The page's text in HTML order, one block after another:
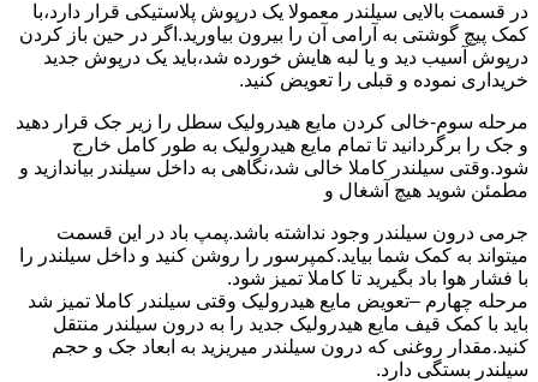
در قسمت بالایی سیلندر معمولا یک درپوش پلاستیکی قرار دارد،با
کمک پیچ گوشتی به آرامی آن را بیرون بیاورید.اگر در حین باز کردن
درپوش آسیب دید و یا لبه هایش خورده شد،باید یک درپوش جدید
خریداری نموده و قبلی را تعویض کنید.
مرحله سوم-خالی کردن مایع هیدرولیک سطل را زیر جک قرار دهید
و جک را برگردانید تا تمام مایع هیدرولیک به طور کامل خارج
شود.وقتی سیلندر کاملا خالی شد،نگاهی به داخل سیلندر بیاندازید و
مطمئن شوید هیچ آشغال و
جرمی درون سیلندر وجود نداشته باشد.پمپ باد در این قسمت
میتواند به کمک شما بیاید.کمپرسور را روشن کنید و داخل سیلندر را
با فشار هوا باد بگیرید تا کاملا تمیز شود.
مرحله چهارم –تعویض مایع هیدرولیک وقتی سیلندر کاملا تمیز شد
باید با کمک قیف مایع هیدرولیک جدید را به درون سیلندر منتقل
کنید.مقدار روغنی که درون سیلندر میریزید به ابعاد جک و حجم
سیلندر بستگی دارد.